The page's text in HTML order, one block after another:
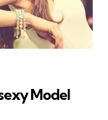
Model